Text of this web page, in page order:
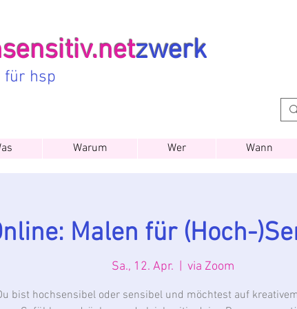
zwerk
für hsp
Warum Wer Wann
Malen für (Hoch-
Sa., 12. Apr. via Zoom
bist hochsensibel oder sensibel und möchtest auf